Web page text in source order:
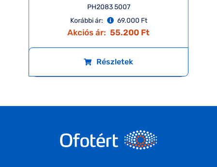
PH2083 5007
Korábbi ár:
69.000 Ft
Akciós ár: 55.200 Ft
Részletek